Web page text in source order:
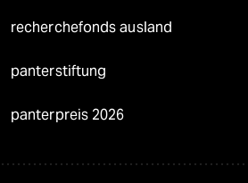
recherchefonds ausland
panterstiftung
panterpreis 2026